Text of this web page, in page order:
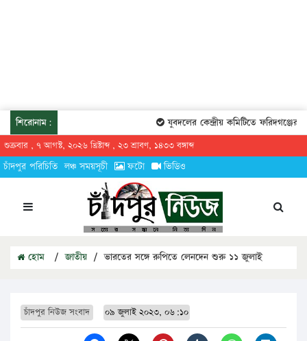
শিরোনাম: যুবদলের কেন্দ্রীয় কমিটিতে ফরিদগঞ্জের
শুক্রবার , ৭ আগস্ট, ২০২৬ খ্রিষ্টাব্দ , ২৩ শ্রাবণ, ১৪৩৩ বঙ্গাব্দ
চাঁদপুর পরিচিতি লঞ্চ সময়সূচী ফটো ভিডিও
হোম / জাতীয় / ভারতের সঙ্গে রুপিতে লেনদেন শুরু ১১ জুলাই
চাঁদপুর নিউজ সংবাদ ০৯ জুলাই ২০২৩, ০৬:১০